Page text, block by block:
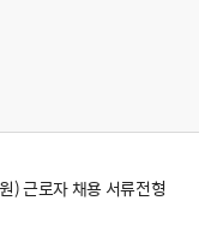
) 근로자 채용 서류전형